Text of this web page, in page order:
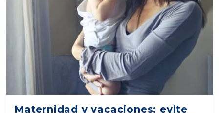
Maternidad y vacaciones: evite